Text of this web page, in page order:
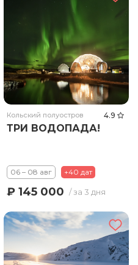
Кольский полуостров 4.9
ТРИ ВОДОПАДА!
06 – 08 авг +40 дат
₽ 145 000 / за 3 дня